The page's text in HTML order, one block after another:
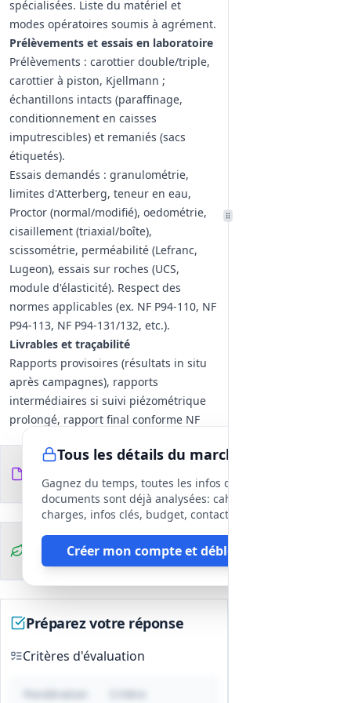
spécialisées. Liste du matériel et
modes opératoires soumis à agrément.
Prélèvements et essais en laboratoire
Prélèvements : carottier double/triple,
carottier à piston, Kjellmann ;
échantillons intacts (paraffinage,
conditionnement en caisses
imputrescibles) et remaniés (sacs
étiquetés).
Essais demandés : granulométrie,
limites d'Atterberg, teneur en eau,
Proctor (normal/modifié), oedométrie,
cisaillement (triaxial/boîte),
scissométrie, perméabilité (Lefranc,
Lugeon), essais sur roches (UCS,
module d'élasticité). Respect des
normes applicables (ex. NF P94‑110, NF
P94‑113, NF P94‑131/132, etc.).
Livrables et traçabilité
Rapports provisoires (résultats in situ
après campagnes), rapports
intermédiaires si suivi piézométrique
prolongé, rapport final conforme NF
bruts et interprétés, notes de calcul,
plans d'implantation, DOE
géotechnique). Cahier de chantier / log
sondeur tenu et transmis.
Contraintes opérationnelles
Protection nappes phréatiques,
stockage hydrocarbures sur aire
étanche avec bac de rétention,
accord, remise en état (rebouchage,
prévention amiante et coordination
Tous les détails du marché
Gagnez du temps, toutes les infos des
documents sont déjà analysées: cahier des
charges, infos clés, budget, contact, etc
Créer mon compte et débloquer
Documents du
DCE
fichiers
Clauses
environnementales
Préparez votre réponse
Critères d'évaluation
Pondération Critère